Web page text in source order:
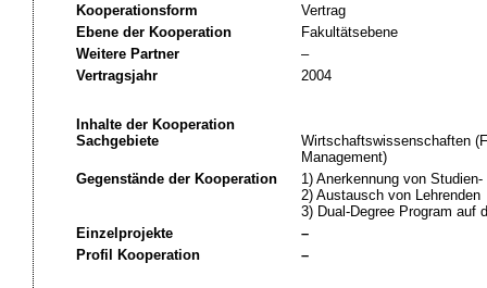
Kooperationsform
Vertrag
Ebene der Kooperation
Fakultätsebene
Weitere Partner
–
Vertragsjahr
2004
Inhalte der Kooperation
Sachgebiete
Wirtschaftswissenschaften
Management)
Gegenstände der Kooperation
1) Anerkennung von
2) Austausch von Lehrenden
3) Dual-Degree Program auf
Einzelprojekte
–
Profil Kooperation
–